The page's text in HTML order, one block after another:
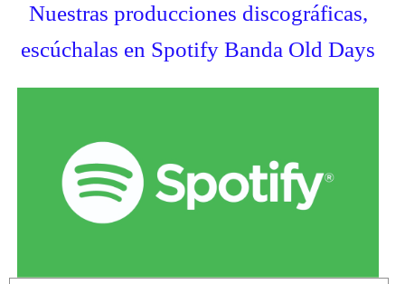
Nuestras producciones discográficas,
escúchalas en Spotify Banda Old Days